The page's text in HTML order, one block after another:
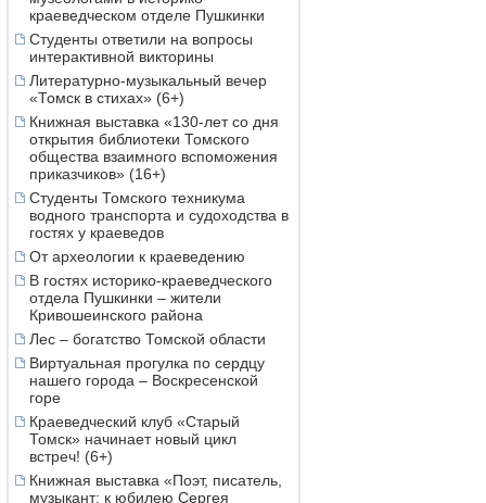
краеведческом отделе Пушкинки
Студенты ответили на вопросы
интерактивной викторины
Литературно-музыкальный вечер
«Томск в стихах» (6+)
Книжная выставка «130-лет со дня
открытия библиотеки Томского
общества взаимного вспоможения
приказчиков» (16+)
Студенты Томского техникума
водного транспорта и судоходства в
гостях у краеведов
От археологии к краеведению
В гостях историко-краеведческого
отдела Пушкинки – жители
Кривошеинского района
Лес – богатство Томской области
Виртуальная прогулка по сердцу
нашего города – Воскресенской
горе
Краеведческий клуб «Старый
Томск» начинает новый цикл
встреч! (6+)
Книжная выставка «Поэт, писатель,
музыкант: к юбилею Сергея